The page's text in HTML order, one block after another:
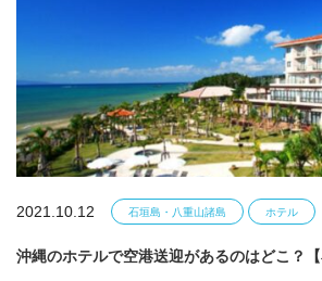
2021.10.12 石垣島・八重山諸島 ホテル
沖縄のホテルで空港送迎があるのはどこ？